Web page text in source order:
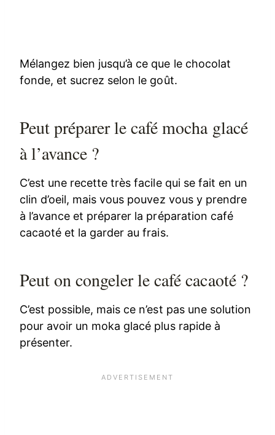
Mélangez bien jusqu’à ce que le chocolat
fonde, et sucrez selon le goût.
Peut préparer le café mocha glacé
à l’avance ?
C’est une recette très facile qui se fait en un
clin d’oeil, mais vous pouvez vous y prendre
à l’avance et préparer la préparation café
cacaoté et la garder au frais.
Peut on congeler le café cacaoté ?
C’est possible, mais ce n’est pas une solution
pour avoir un moka glacé plus rapide à
présenter.